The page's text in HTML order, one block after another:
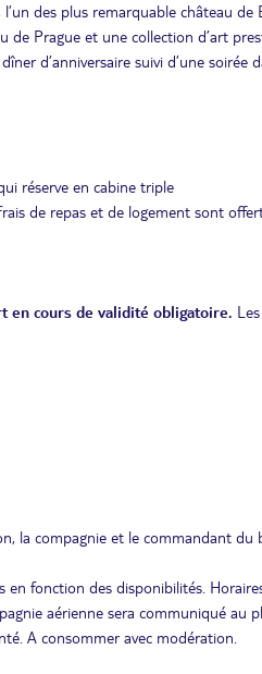
des plus remarquable château de
de Prague et une collection d’art
d’anniversaire suivi d’une soirée
réserve en cabine triple
de repas et de logement sont
en cours de validité obligatoire.
la compagnie et le commandant
fonction des disponibilités.
aérienne sera communiqué au
A consommer avec modération.